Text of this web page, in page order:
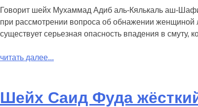
Говорит шейх Мухаммад Адиб аль-Кялькаль аш-
при рассмотрении вопроса об обнажении женщиной
существует серьезная опасность впадения в смуту,
читать далее...
Шейх Саид Фуда